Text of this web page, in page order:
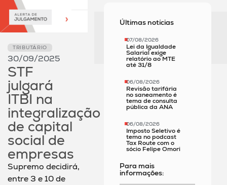
TRIBUTÁRIO
30/09/2025
STF
julgará
ITBI na
integralização
de capital
social de
empresas
Supremo decidirá,
entre 3 e 10 de
Últimas notícias
07/08/2026
Lei da Igualdade
Salarial exige
relatório ao MTE
até 31/8
06/08/2026
Revisão tarifária
no saneamento é
tema de consulta
pública da ANA
06/08/2026
Imposto Seletivo é
tema no podcast
Tax Route com o
sócio Felipe Omori
Para mais
informações: